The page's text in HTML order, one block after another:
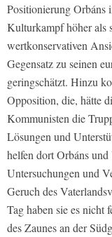
Positionierung Orbáns
Kulturkampf höher als
wertkonservativen
Gegensatz zu seinen
geringschätzt. Hinzu
Opposition, die, hätte
Kommunisten die
Lösungen und
helfen dort Orbáns
Untersuchungen und
Geruch des
Tag haben sie es nicht
des Zaunes an der